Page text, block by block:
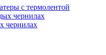
с термолентой
чернилах
чернилах